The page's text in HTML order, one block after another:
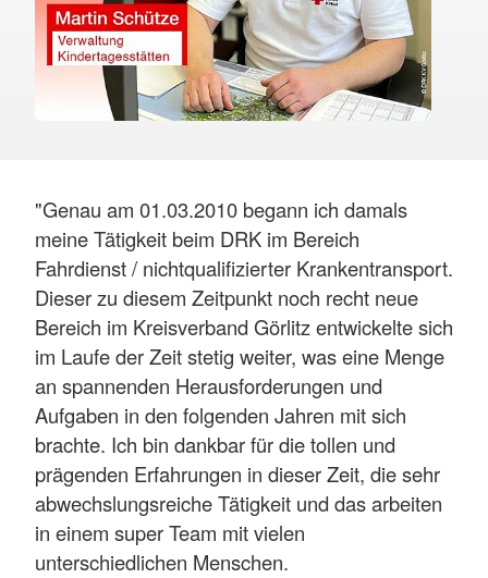
"Genau am 01.03.2010 begann ich damals
meine Tätigkeit beim DRK im Bereich
Fahrdienst / nichtqualifizierter Krankentransport.
Dieser zu diesem Zeitpunkt noch recht neue
Bereich im Kreisverband Görlitz entwickelte sich
im Laufe der Zeit stetig weiter, was eine Menge
an spannenden Herausforderungen und
Aufgaben in den folgenden Jahren mit sich
brachte. Ich bin dankbar für die tollen und
prägenden Erfahrungen in dieser Zeit, die sehr
abwechslungsreiche Tätigkeit und das arbeiten
in einem super Team mit vielen
unterschiedlichen Menschen.